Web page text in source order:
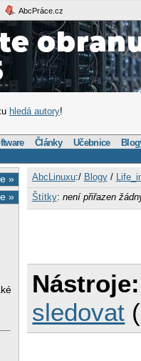
AbcPráce.cz
hledá autory!
Články Učebnice
»
»
AbcLinuxu:/ Blogy/
Štítky: není přiřazen
Nástroje:
sledovat